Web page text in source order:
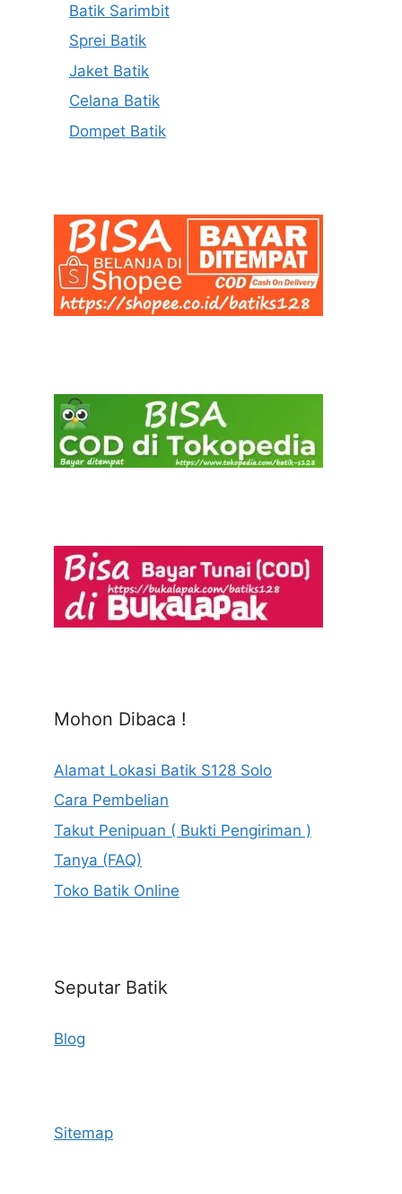
Batik Sarimbit
Sprei Batik
Jaket Batik
Celana Batik
Dompet Batik
Mohon Dibaca !
Alamat Lokasi Batik S128 Solo
Cara Pembelian
Takut Penipuan ( Bukti Pengiriman )
Tanya (FAQ)
Toko Batik Online
Seputar Batik
Blog
Sitemap